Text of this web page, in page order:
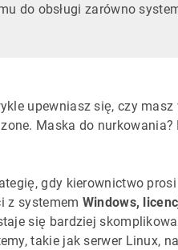
do obsługi zarówno
upewniasz się, czy
Maska do
gdy kierownictwo
z systemem Windows,
się bardziej
takie jak serwer Linux,